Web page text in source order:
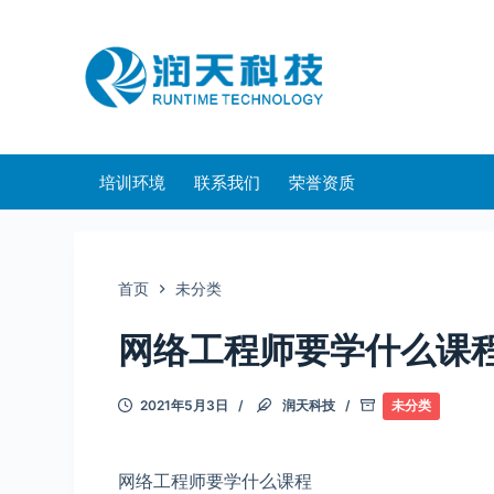
培训环境 联系我们 荣誉资质
首页 未分类
网络工程师要学什么课
2021年5月3日 润天科技 未分类
网络工程师要学什么课程